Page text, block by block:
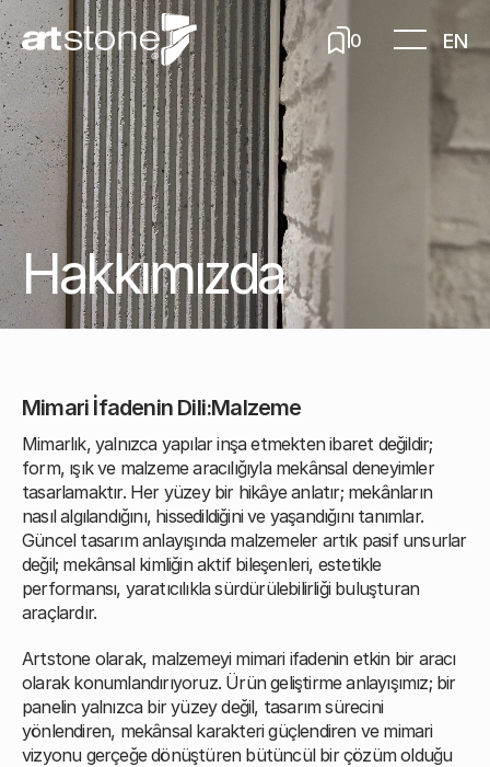
0 EN
Hakkımızda
Mimari İfadenin Dili:Malzeme
Mimarlık, yalnızca yapılar inşa etmekten ibaret değildir;
form, ışık ve malzeme aracılığıyla mekânsal deneyimler
tasarlamaktır. Her yüzey bir hikâye anlatır; mekânların
nasıl algılandığını, hissedildiğini ve yaşandığını tanımlar.
Güncel tasarım anlayışında malzemeler artık pasif unsurlar
değil; mekânsal kimliğin aktif bileşenleri, estetikle
performansı, yaratıcılıkla sürdürülebilirliği buluşturan
araçlardır.
Artstone olarak, malzemeyi mimari ifadenin etkin bir aracı
olarak konumlandırıyoruz. Ürün geliştirme anlayışımız; bir
panelin yalnızca bir yüzey değil, tasarım sürecini
yönlendiren, mekânsal karakteri güçlendiren ve mimari
vizyonu gerçeğe dönüştüren bütüncül bir çözüm olduğu